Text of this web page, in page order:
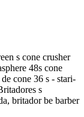
s cone crusher
48s cone
cone 36 s - stari-
s
britador be barber